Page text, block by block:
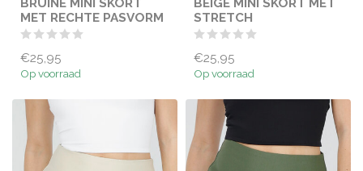
BRUINE MINI SKORT
MET RECHTE PASVORM
€25,95
Op voorraad
BEIGE MINI SKORT MET
STRETCH
€25,95
Op voorraad